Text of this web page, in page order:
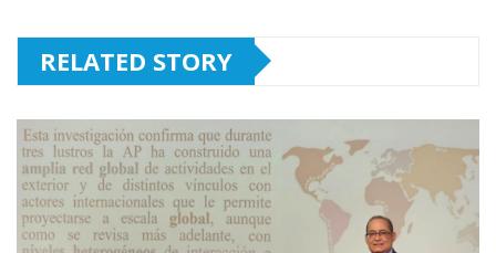
RELATED STORY